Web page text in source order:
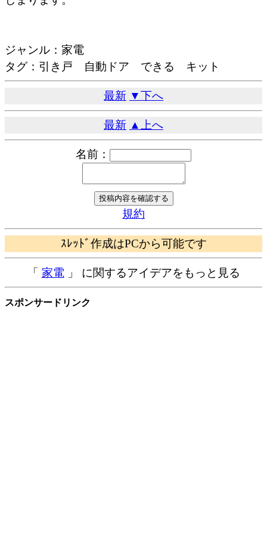
ジャンル：家電
タグ：引き戸 自動ドア できる キット
最新 ▼下へ
最新 ▲上へ
名前：
規約
ｽﾚｯﾄﾞ作成はPCから可能です
「 家電」 に関するアイデアをもっと見る
スポンサードリンク